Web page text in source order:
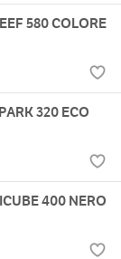
580 COLORE
320 ECO
400 NERO